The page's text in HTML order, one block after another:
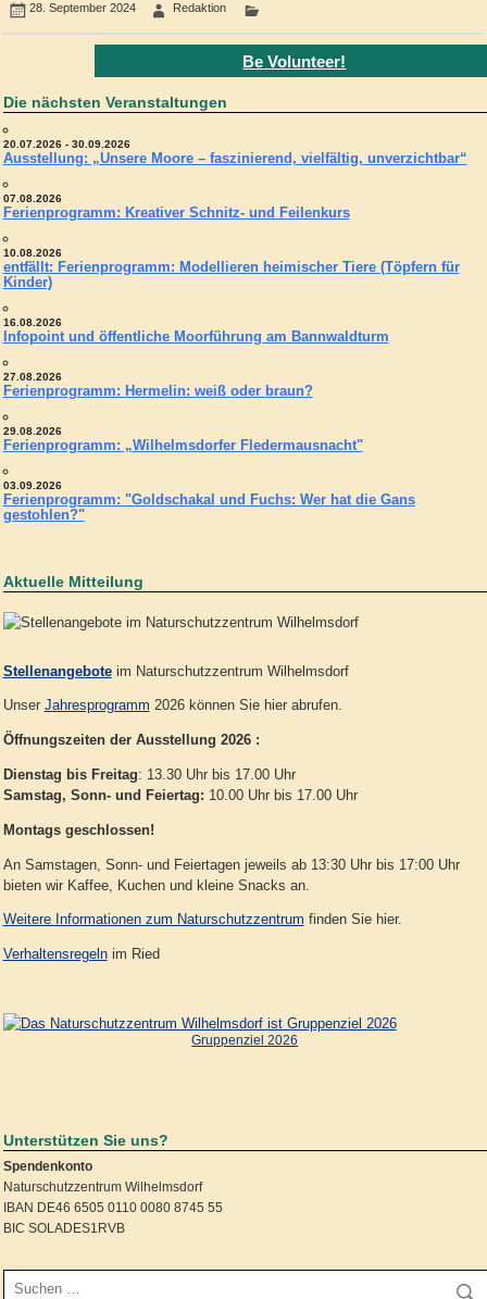
28. September 2024 Redaktion
Be Volunteer!
Die nächsten Veranstaltungen
20.07.2026 - 30.09.2026
Ausstellung: „Unsere Moore – faszinierend, vielfältig, unverzichtbar“
07.08.2026
Ferienprogramm: Kreativer Schnitz- und Feilenkurs
10.08.2026
entfällt: Ferienprogramm: Modellieren heimischer Tiere (Töpfern für
Kinder)
16.08.2026
Infopoint und öffentliche Moorführung am Bannwaldturm
27.08.2026
Ferienprogramm: Hermelin: weiß oder braun?
29.08.2026
Ferienprogramm: „Wilhelmsdorfer Fledermausnacht"
03.09.2026
Ferienprogramm: "Goldschakal und Fuchs: Wer hat die Gans
gestohlen?"
Aktuelle Mitteilung
Stellenangeboteim Naturschutzzentrum Wilhelmsdorf
Unser Jahresprogramm 2026 können Sie hier abrufen.
Öffnungszeiten der Ausstellung 2026 :
Dienstag bis Freitag: 13.30 Uhr bis 17.00 Uhr
Samstag, Sonn- und Feiertag: 10.00 Uhr bis 17.00 Uhr
Montags geschlossen!
An Samstagen, Sonn- und Feiertagen jeweils ab 13:30 Uhr bis 17:00 Uhr
bieten wir Kaffee, Kuchen und kleine Snacks an.
Weitere Informationen zum Naturschutzzentrum finden Sie hier.
Verhaltensregelnim Ried
Gruppenziel 2026
Unterstützen Sie uns?
Spendenkonto
Naturschutzzentrum Wilhelmsdorf
IBAN DE46 6505 0110 0080 8745 55
BIC SOLADES1RVB